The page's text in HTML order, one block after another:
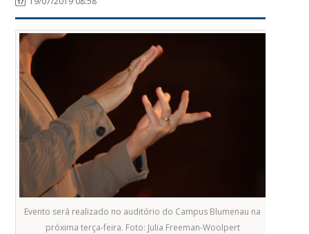
Evento será realizado no auditório do Campus Blumenau na
próxima terça-feira. Foto: Julia Freeman-Woolpert